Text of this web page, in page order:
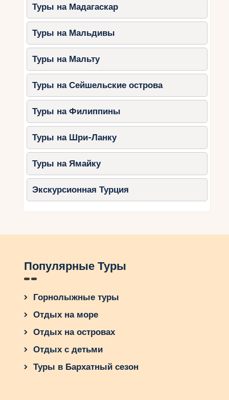
Туры на Мадагаскар
Туры на Мальдивы
Туры на Мальту
Туры на Сейшельские острова
Туры на Филиппины
Туры на Шри-Ланку
Туры на Ямайку
Экскурсионная Турция
Популярные Туры
Горнолыжные туры
Отдых на море
Отдых на островах
Отдых с детьми
Туры в Бархатный сезон